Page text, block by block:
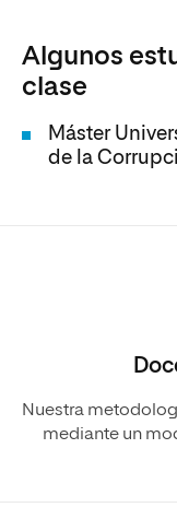
Algunos
clase
Máster
de la
Nuestra
mediante un